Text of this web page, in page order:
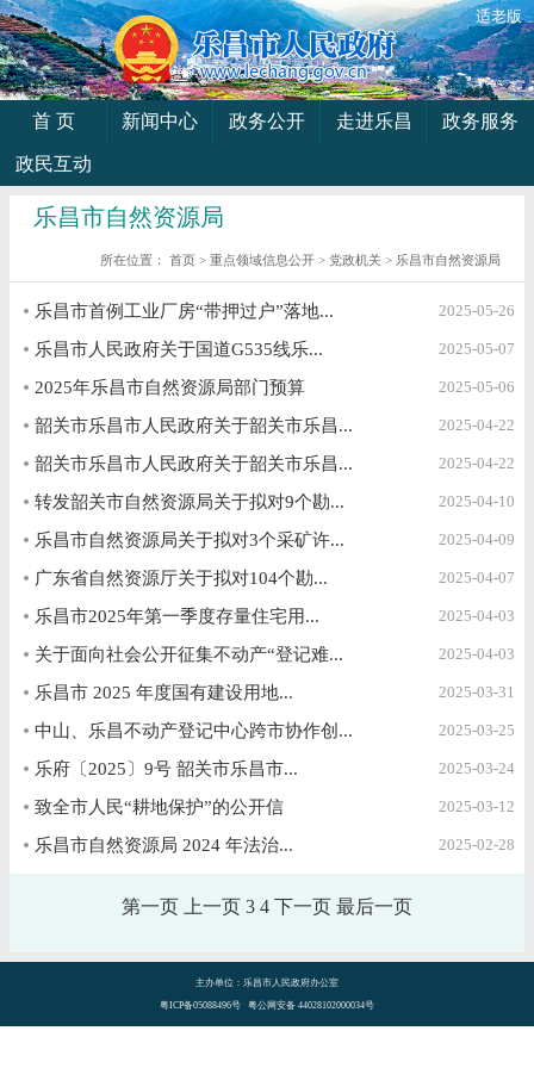
适老版
首 页 新闻中心 政务公开 走进乐昌
政务服务
政民互动
乐昌市自然资源局
所在位置：首页 >重点领域信息公开 >党政机关 > 乐昌市自然资源局
2025-05-26
乐昌市首例工业厂房“带押过户”落地...
2025-05-07
乐昌市人民政府关于国道G535线乐...
2025-05-06
2025年乐昌市自然资源局部门预算
2025-04-22
韶关市乐昌市人民政府关于韶关市乐昌...
2025-04-22
韶关市乐昌市人民政府关于韶关市乐昌...
2025-04-10
转发韶关市自然资源局关于拟对9个勘...
2025-04-09
乐昌市自然资源局关于拟对3个采矿许...
2025-04-07
广东省自然资源厅关于拟对104个勘...
2025-04-03
乐昌市2025年第一季度存量住宅用...
2025-04-03
关于面向社会公开征集不动产“登记难...
2025-03-31
乐昌市 2025 年度国有建设用地...
2025-03-25
中山、乐昌不动产登记中心跨市协作创...
2025-03-24
乐府〔2025〕9号 韶关市乐昌市...
2025-03-12
致全市人民“耕地保护”的公开信
2025-02-28
乐昌市自然资源局 2024 年法治...
第一页 上一页 3 4 下一页 最后一页
主办单位：乐昌市人民政府办公室
粤ICP备05088496号 粤公网安备 44028102000034号